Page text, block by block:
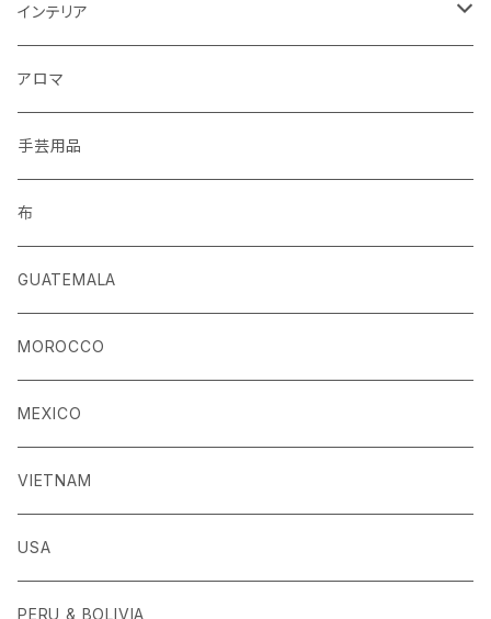
キーホルダー
手袋
インテリア
クッションカバー
アロマ
手芸用品
布
GUATEMALA
MOROCCO
MEXICO
VIETNAM
USA
PERU & BOLIVIA